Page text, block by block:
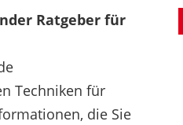
Ratgeber für
Techniken für
die Sie